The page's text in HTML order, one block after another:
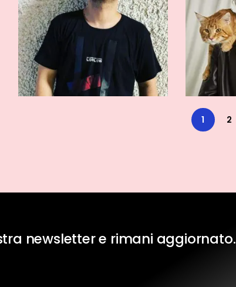
1 2
newsletter e rimani aggiornato.